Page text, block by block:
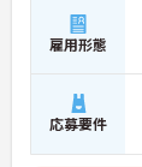
雇用形態
応募要件